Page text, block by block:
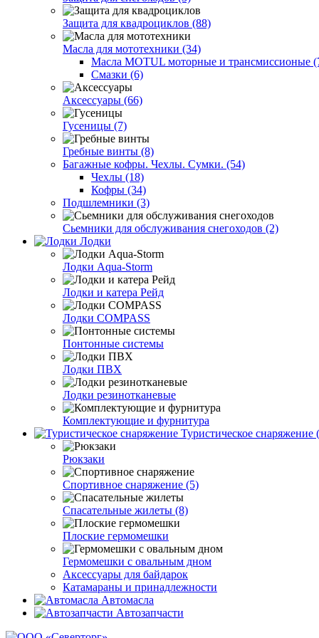
Защита для квадроциклов (88)
Масла для мототехники (34)
Масла MOTUL моторные и трансмиссионые
Смазки (6)
Аксессуары (66)
Гусеницы (7)
Гребные винты (8)
Багажные кофры. Чехлы. Сумки. (54)
Чехлы (18)
Кофры (34)
Подшлемники (3)
Сьемники для обслуживания снегоходов (2)
Лодки
Лодки Aqua-Storm
Лодки и катера Рейд
Лодки COMPASS
Понтонные системы
Лодки ПВХ
Лодки резинотканевые
Комплектующие и фурнитура
Туристическое снаряжение
Рюкзаки
Спортивное снаряжение (5)
Спасательные жилеты (8)
Плоские гермомешки
Гермомешки с овальным дном
Аксессуары для байдарок
Катамараны и принадлежности
Автомасла
Автозапчасти